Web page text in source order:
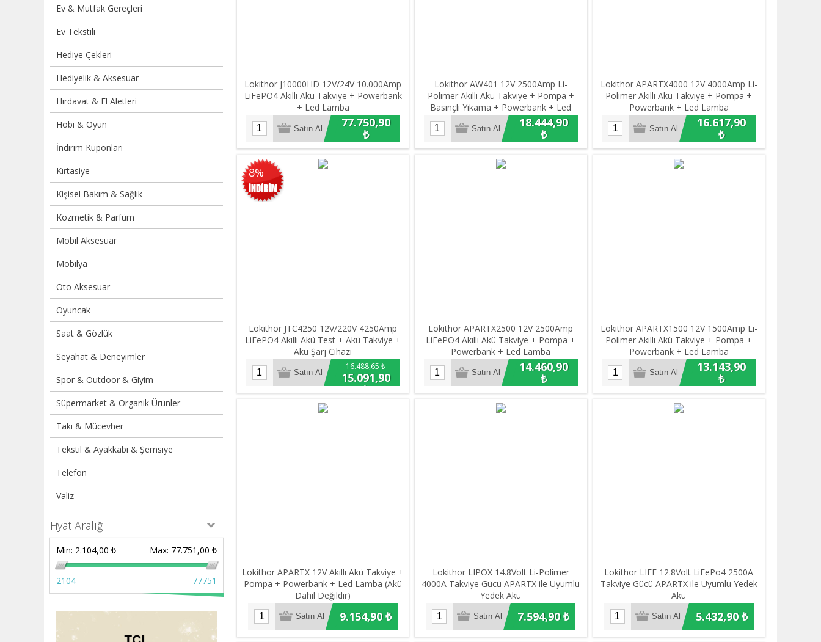
Ev & Mutfak Gereçleri
Ev Tekstili
Hediye Çekleri
Hediyelik & Aksesuar
Hırdavat & El Aletleri
Hobi & Oyun
İndirim Kuponları
Kırtasiye
Kişisel Bakım & Sağlık
Kozmetik & Parfüm
Mobil Aksesuar
Mobilya
Oto Aksesuar
Oyuncak
Saat & Gözlük
Seyahat & Deneyimler
Spor & Outdoor & Giyim
Süpermarket & Organik Ürünler
Takı & Mücevher
Tekstil & Ayakkabı & Şemsiye
Telefon
Valiz
Fiyat Aralığı
Min: 2.104,00 ₺ Max: 77.751,00 ₺
2104 77751
Lokithor J10000HD 12V/24V 10.000Amp
LiFePO4 Akıllı Akü Takviye + Powerbank
+ Led Lamba
77.750,90
₺
Lokithor AW401 12V 2500Amp Li-
Polimer Akıllı Akü Takviye + Pompa +
Basınçlı Yıkama + Powerbank + Led
Lamba
18.444,90
₺
Lokithor APARTX4000 12V 4000Amp Li-
Polimer Akıllı Akü Takviye + Pompa +
Powerbank + Led Lamba
16.617,90
₺
8%
Lokithor JTC4250 12V/220V 4250Amp
LiFePO4 Akıllı Akü Test + Akü Takviye +
Akü Şarj Cihazı
16.488,65 ₺
15.091,90
₺
Lokithor APARTX2500 12V 2500Amp
LiFePO4 Akıllı Akü Takviye + Pompa +
Powerbank + Led Lamba
14.460,90
₺
Lokithor APARTX1500 12V 1500Amp Li-
Polimer Akıllı Akü Takviye + Pompa +
Powerbank + Led Lamba
13.143,90
₺
Lokithor APARTX 12V Akıllı Akü Takviye +
Pompa + Powerbank + Led Lamba (Akü
Dahil Değildir)
9.154,90 ₺
Lokithor LIPOX 14.8Volt Li-Polimer
4000A Takviye Gücü APARTX ile Uyumlu
Yedek Akü
7.594,90 ₺
Lokithor LIFE 12.8Volt LiFePo4 2500A
Takviye Gücü APARTX ile Uyumlu Yedek
Akü
5.432,90 ₺